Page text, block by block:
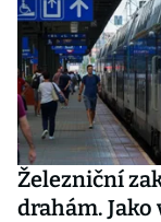
Železniční
drahám.